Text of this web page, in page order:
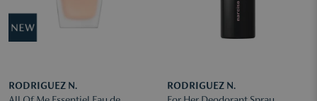
RODRIGUEZ N.
RODRIGUEZ N.